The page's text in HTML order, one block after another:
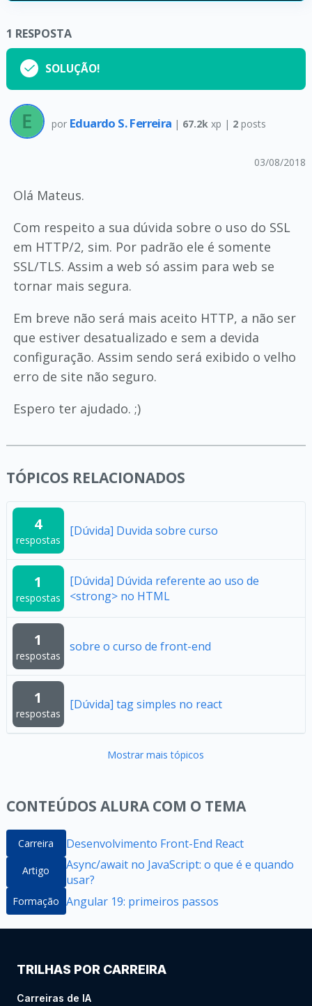
1 RESPOSTA
SOLUÇÃO!
por Eduardo S. Ferreira | 67.2k xp | 2posts
03/08/2018
Olá Mateus.
Com respeito a sua dúvida sobre o uso do SSL
em HTTP/2, sim. Por padrão ele é somente
SSL/TLS. Assim a web só assim para web se
tornar mais segura.
Em breve não será mais aceito HTTP, a não ser
que estiver desatualizado e sem a devida
configuração. Assim sendo será exibido o velho
erro de site não seguro.
Espero ter ajudado. ;)
TÓPICOS RELACIONADOS
4
respostas
[Dúvida] Duvida sobre curso
1
respostas
[Dúvida] Dúvida referente ao uso de
<strong> no HTML
1
respostas
sobre o curso de front-end
1
respostas
[Dúvida] tag simples no react
Mostrar mais tópicos
CONTEÚDOS ALURA COM O TEMA
Carreira Desenvolvimento Front-End React
Artigo
Async/await no JavaScript: o que é e quando
usar?
Formação Angular 19: primeiros passos
TRILHAS POR CARREIRA
Carreiras de IA